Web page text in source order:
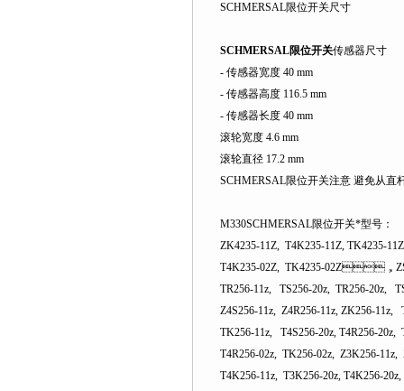
SCHMERSAL限位开关尺寸
SCHMERSAL限位开关传感器尺寸
- 传感器宽度 40 mm
- 传感器高度 116.5 mm
- 传感器长度 40 mm
滚轮宽度 4.6 mm
滚轮直径 17.2 mm
SCHMERSAL限位开关注意 避免从直
M330SCHMERSAL限位开关*型号：
ZK4235-11Z, T4K235-11Z, TK4235-
T4K235-02Z, TK4235-02Z，
TR256-11z, TS256-20z, TR256-20z,
Z4S256-11z, Z4R256-11z, ZK256-11z,
TK256-11z, T4S256-20z, T4R256-20z,
T4R256-02z, TK256-02z, Z3K256-11z,
T4K256-11z, T3K256-20z, T4K256-